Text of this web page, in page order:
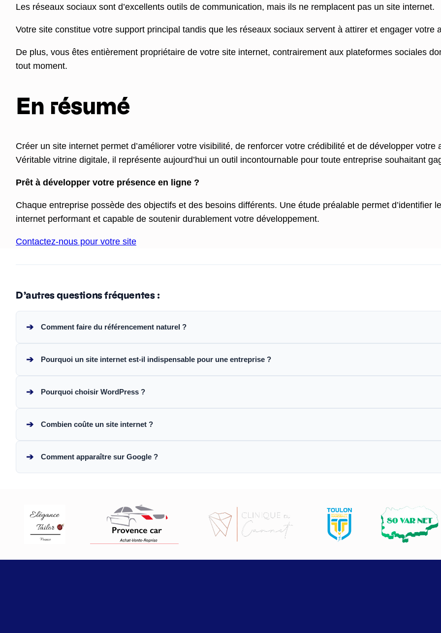
Les réseaux sociaux sont d’excellents outils de communication, mais ils ne remplacent pas un site internet.
Votre site constitue votre support principal tandis que les réseaux sociaux servent à attirer et engager votre
De plus, vous êtes entièrement propriétaire de votre site internet, contrairement aux plateformes sociales
tout moment.
En résumé
Créer un site internet permet d’améliorer votre visibilité, de renforcer votre crédibilité et de développer votre
Véritable vitrine digitale, il représente aujourd’hui un outil incontournable pour toute entreprise souhaitant
Prêt à développer votre présence en ligne ?
Chaque entreprise possède des objectifs et des besoins différents. Une étude préalable permet d’identifier
internet performant et capable de soutenir durablement votre développement.
Contactez-nous pour votre site
D’autres questions fréquentes :
➔ Comment faire du référencement naturel ?
➔ Pourquoi un site internet est-il indispensable pour une entreprise ?
➔ Pourquoi choisir WordPress ?
➔ Combien coûte un site internet ?
➔ Comment apparaître sur Google ?